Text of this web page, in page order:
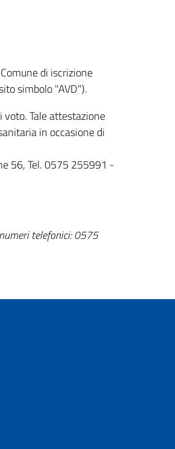
di iscrizione
simbolo "AVD").
Tale attestazione
in occasione di
56, Tel. 0575 255991 -
telefonici: 0575